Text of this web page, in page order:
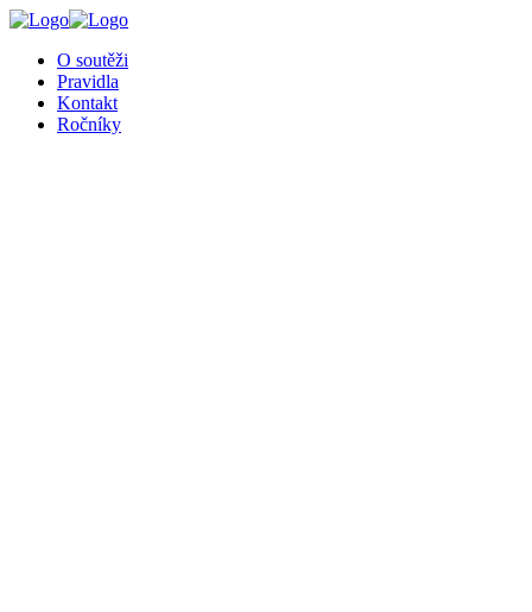
O soutěži
Pravidla
Kontakt
Ročníky